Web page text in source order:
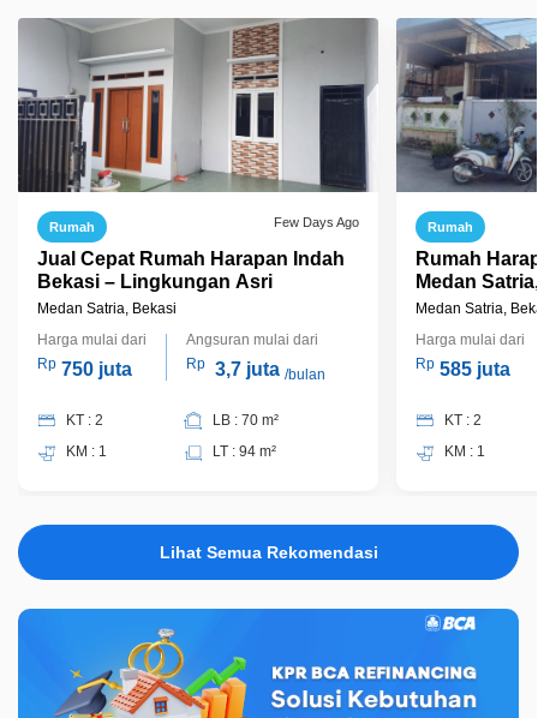
Rumah Few Days Ago
Jual Cepat Rumah Harapan Indah
Bekasi – Lingkungan Asri
Medan Satria, Bekasi
Harga mulai dari
Rp 750 juta
Angsuran mulai dari
Rp 3,7 juta /bulan
KT : 2
KM : 1
LB : 70 m²
LT : 94 m²
Rumah
Rumah
Medan
Medan Satria,
Harga mulai dari
Rp 585 juta
KT : 2
KM : 1
Lihat Semua Rekomendasi